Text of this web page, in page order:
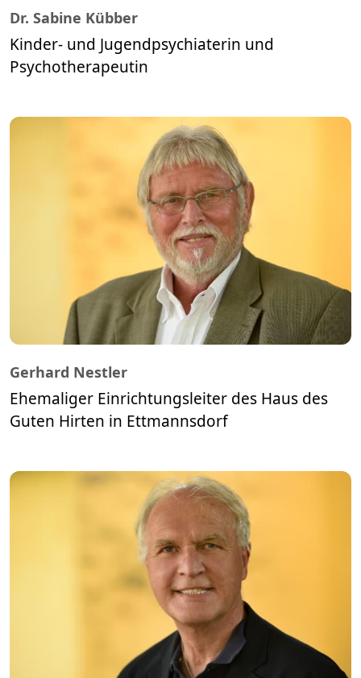
Dr. Sabine Kübber
Kinder- und Jugendpsychiaterin und
Psychotherapeutin
Gerhard Nestler
Ehemaliger Einrichtungsleiter des Haus des
Guten Hirten in Ettmannsdorf